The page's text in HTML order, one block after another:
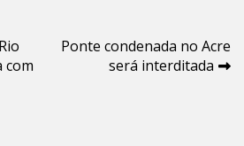
com
Ponte condenada no Acre
será interditada